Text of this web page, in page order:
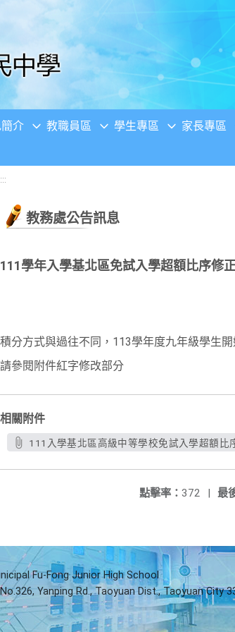
介 教職員區 學生專區 家長專區
:::
教務處公告訊息
111學年入學基北區免試入學超額比序修
積分方式與過往不同，113學年度九年級學生
請參閱附件紅字修改部分
相關附件
111入學基北區高級中等學校免試入學超額比
最
點擊率： 372 |
Fu-Fong Junior High School
No.326, Yanping Rd., Taoyuan Dist., Taoyuan City